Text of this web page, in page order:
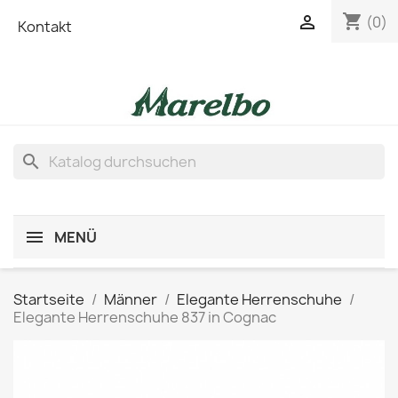
Kontakt shopping_cart (0)

search
MENÜ
Startseite Männer
Elegante Herrenschuhe
Elegante Herrenschuhe 837 in Cognac